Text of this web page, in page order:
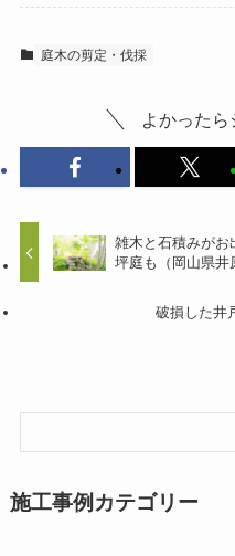
庭木の剪定・伐採
よかったら
雑木と石積みがお
坪庭も（岡山県井
破損した井
施工事例カテゴリー